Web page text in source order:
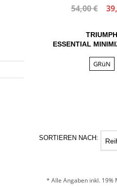
54,00 €
TRIUMPH
ESSENTIAL
GRüN
SORTIEREN NACH
* Alle Angaben inkl. 19%